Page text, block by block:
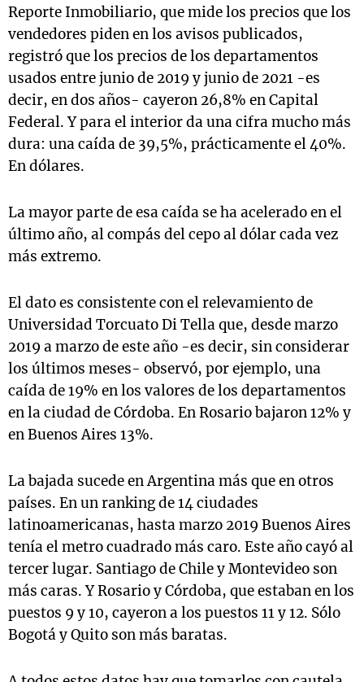
Reporte Inmobiliario, que mide los precios que los
vendedores piden en los avisos publicados,
registró que los precios de los departamentos
usados entre junio de 2019 y junio de 2021 -es
decir, en dos años- cayeron 26,8% en Capital
Federal. Y para el interior da una cifra mucho más
dura: una caída de 39,5%, prácticamente el 40%.
En dólares.
La mayor parte de esa caída se ha acelerado en el
último año, al compás del cepo al dólar cada vez
más extremo.
El dato es consistente con el relevamiento de
Universidad Torcuato Di Tella que, desde marzo
2019 a marzo de este año -es decir, sin considerar
los últimos meses- observó, por ejemplo, una
caída de 19% en los valores de los departamentos
en la ciudad de Córdoba. En Rosario bajaron 12% y
en Buenos Aires 13%.
La bajada sucede en Argentina más que en otros
países. En un ranking de 14 ciudades
latinoamericanas, hasta marzo 2019 Buenos Aires
tenía el metro cuadrado más caro. Este año cayó al
tercer lugar. Santiago de Chile y Montevideo son
más caras. Y Rosario y Córdoba, que estaban en los
puestos 9 y 10, cayeron a los puestos 11 y 12. Sólo
Bogotá y Quito son más baratas.